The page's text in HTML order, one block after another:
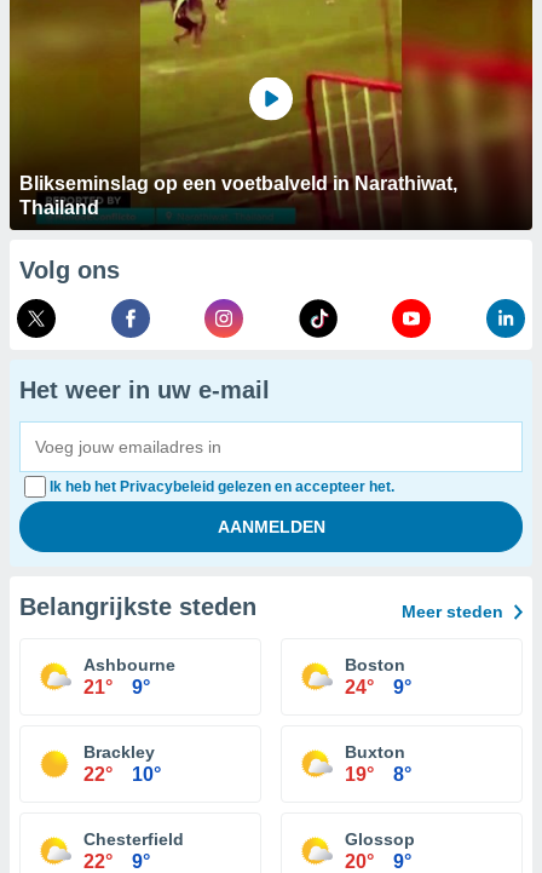
Blikseminslag op een voetbalveld in Narathiwat,
Thailand
Volg ons
Het weer in uw e-mail
Ik heb het Privacybeleid gelezen en accepteer het.
Belangrijkste steden Meer steden
Ashbourne
21° 9°
Boston
24° 9°
Brackley
22° 10°
Buxton
19° 8°
Chesterfield
22° 9°
Glossop
20° 9°